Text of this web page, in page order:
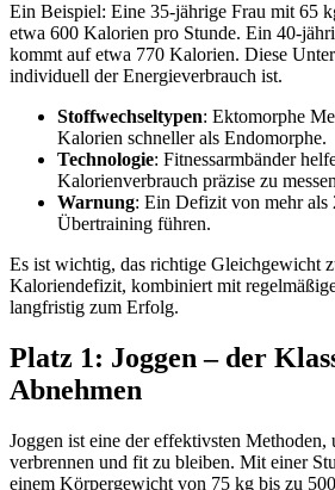
Ein Beispiel: Eine 35-jährige Frau mit 65
etwa 600 Kalorien pro Stunde. Ein 40-
kommt auf etwa 770 Kalorien. Diese
individuell der Energieverbrauch ist.
Stoffwechseltypen: Ektomorphe
Kalorien schneller als Endomorphe.
Technologie: Fitnessarmbänder
Kalorienverbrauch präzise zu
Warnung: Ein Defizit von mehr als
Übertraining führen.
Es ist wichtig, das richtige Gleichgewicht
Kaloriendefizit, kombiniert mit
langfristig zum Erfolg.
Platz 1: Joggen – der
Abnehmen
Joggen ist eine der effektivsten Methoden,
verbrennen und fit zu bleiben. Mit einer
einem Körpergewicht von 75 kg bis zu